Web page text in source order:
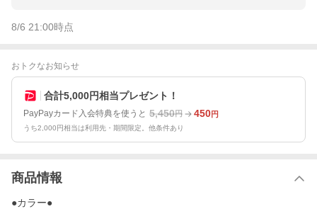
8/6 21:00時点
おトクなお知らせ
合計5,000円相当プレゼント！
PayPayカード入会特典を使うと 5,450円 450円
うち2,000円相当は利用先・期間限定。他条件あり
商品情報
●カラー●